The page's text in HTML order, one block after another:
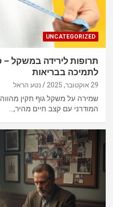
UNCATEGORIZED
תרופות לירידה במשקל –
לתמיכה בבריאות
29 אוקטובר, 2025 נטע הראל
שמירה על משקל גוף תקין
המודרני עם קצב חיים מהיר,…